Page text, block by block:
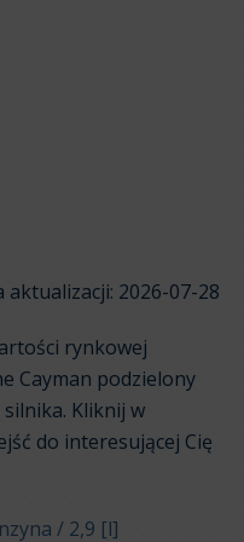
aktualizacji: 2026-07-28
rynkowej
Cayman podzielony
Kliknij w
do interesującej Cię
/ 2,9 [l]